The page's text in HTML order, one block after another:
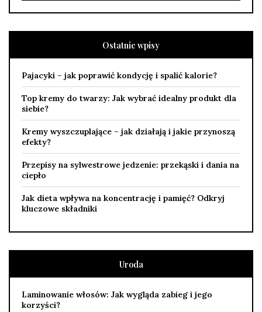
Ostatnie wpisy
Pajacyki – jak poprawić kondycję i spalić kalorie?
Top kremy do twarzy: Jak wybrać idealny produkt dla
siebie?
Kremy wyszczuplające – jak działają i jakie przynoszą
efekty?
Przepisy na sylwestrowe jedzenie: przekąski i dania na
ciepło
Jak dieta wpływa na koncentrację i pamięć? Odkryj
kluczowe składniki
Uroda
Laminowanie włosów: Jak wygląda zabieg i jego
korzyści?